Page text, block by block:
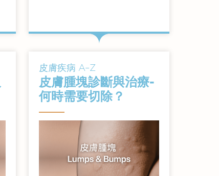
查看詳情
皮膚疾病 A–Z
皮膚腫塊診斷與治療-
何時需要切除？